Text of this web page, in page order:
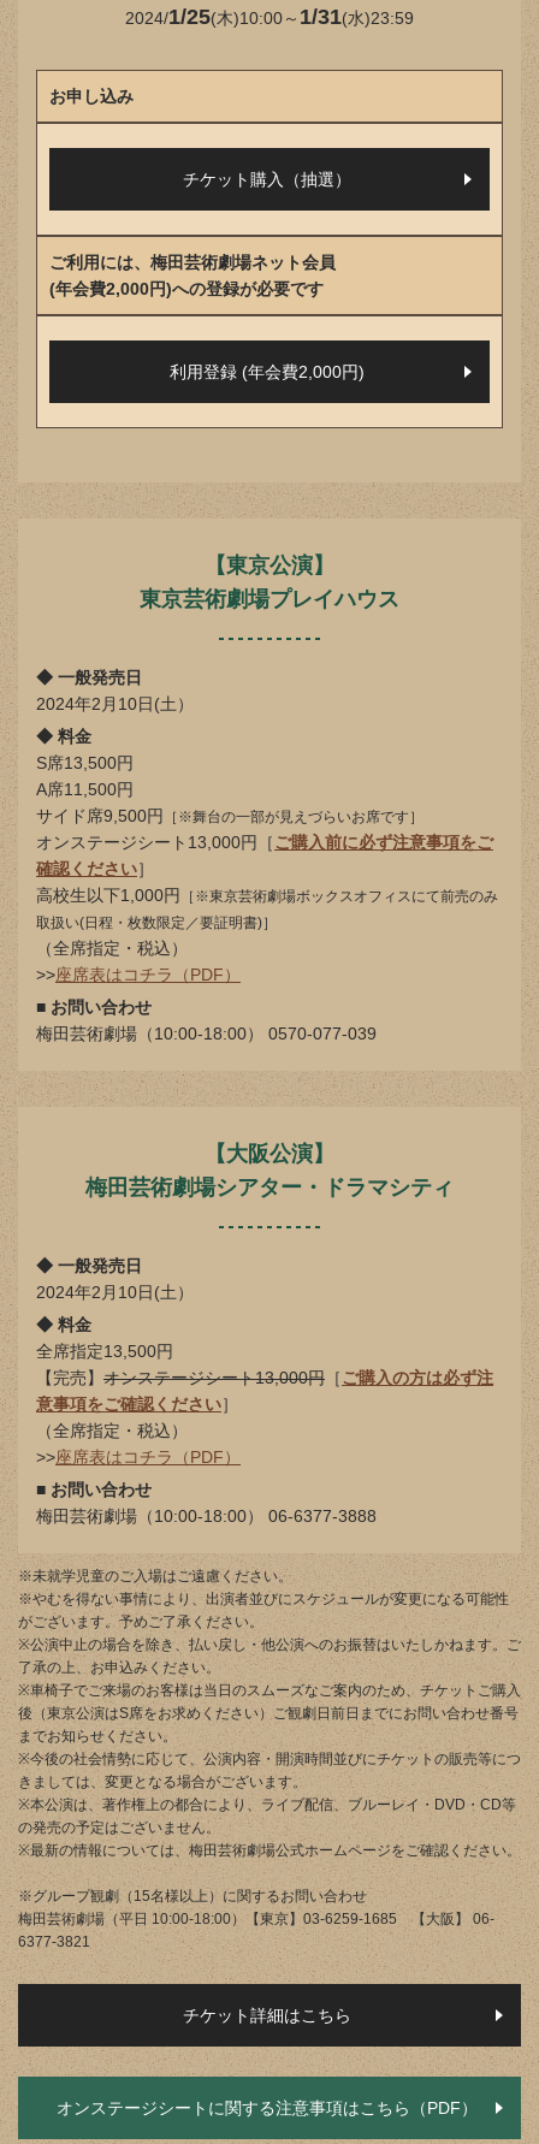
2024/1/25(木)10:00～ 1/31(水)23:59
お申し込み
チケット購入（抽選）
ご利用には、梅田芸術劇場ネット会員
(年会費2,000円)への登録が必要です
利用登録 (年会費2,000円)
【東京公演】
東京芸術劇場プレイハウス
◆ 一般発売日
2024年2月10日(土）
◆ 料金
S席13,500円
A席11,500円
サイド席9,500円
［※舞台の一部が見えづらいお席です］
オンステージシート13,000円［ご購入前に必ず注意事項をご
確認ください］
高校生以下1,000円
［※東京芸術劇場ボックスオフィスにて前売のみ
取扱い(日程・枚数限定／要証明書)］
（全席指定・税込）
>>座席表はコチラ（PDF）
■ お問い合わせ
梅田芸術劇場（10:00-18:00） 0570-077-039
【大阪公演】
梅田芸術劇場シアター・ドラマシティ
◆ 一般発売日
2024年2月10日(土）
◆ 料金
全席指定13,500円
【完売】 オンステージシート13,000円 ［ご購入の方は必ず注
意事項をご確認ください］
（全席指定・税込）
>>座席表はコチラ（PDF）
■ お問い合わせ
梅田芸術劇場（10:00-18:00） 06-6377-3888
※未就学児童のご入場はご遠慮ください。
※やむを得ない事情により、出演者並びにスケジュールが変更になる可能性
がございます。予めご了承ください。
※公演中止の場合を除き、払い戻し・他公演へのお振替はいたしかねます。ご
了承の上、お申込みください。
※車椅子でご来場のお客様は当日のスムーズなご案内のため、チケットご購入
後（東京公演はS席をお求めください）ご観劇日前日までにお問い合わせ番号
までお知らせください。
※今後の社会情勢に応じて、公演内容・開演時間並びにチケットの販売等につ
きましては、変更となる場合がございます。
※本公演は、著作権上の都合により、ライブ配信、ブルーレイ・DVD・CD等
の発売の予定はございません。
※最新の情報については、梅田芸術劇場公式ホームページをご確認ください。
※グループ観劇（15名様以上）に関するお問い合わせ
梅田芸術劇場（平日 10:00-18:00）【東京】03-6259-1685 【大阪】 06-
6377-3821
チケット詳細はこちら
オンステージシートに関する注意事項はこちら（PDF）